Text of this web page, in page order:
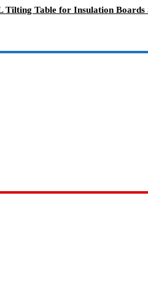
Tilting Table for Insulation Boards